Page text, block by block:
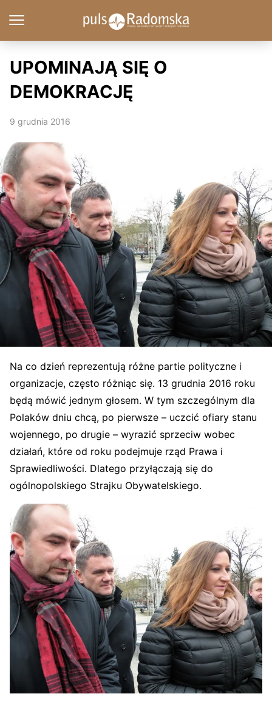
UPOMINAJĄ SIĘ O
DEMOKRACJĘ
9 grudnia 2016
Na co dzień reprezentują różne partie polityczne i
organizacje, często różniąc się. 13 grudnia 2016 roku
będą mówić jednym głosem. W tym szczególnym dla
Polaków dniu chcą, po pierwsze – uczcić ofiary stanu
wojennego, po drugie – wyrazić sprzeciw wobec
działań, które od roku podejmuje rząd Prawa i
Sprawiedliwości. Dlatego przyłączają się do
ogólnopolskiego Strajku Obywatelskiego.